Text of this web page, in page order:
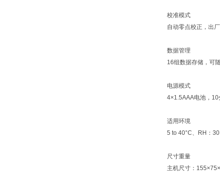
校准模式
自动零点校正，出
数据管理
16组数据存储，可
电源模式
4×1.5AAA电池，
适用环境
5 to 40°C、RH：
尺寸重量
主机尺寸：